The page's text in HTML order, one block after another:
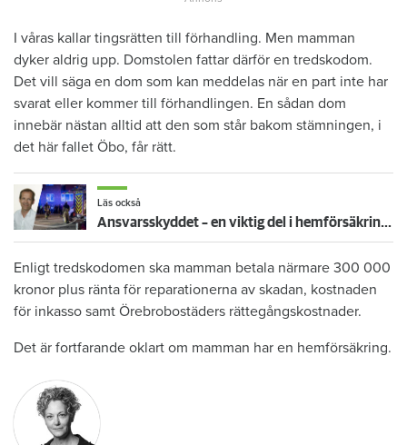
I våras kallar tingsrätten till förhandling. Men mamman
dyker aldrig upp. Domstolen fattar därför en tredskodom.
Det vill säga en dom som kan meddelas när en part inte har
svarat eller kommer till förhandlingen. En sådan dom
innebär nästan alltid att den som står bakom stämningen, i
det här fallet Öbo, får rätt.
Läs också
Ansvarsskyddet – en viktig del i hemförsäkringen
Enligt tredskodomen ska mamman betala närmare 300 000
kronor plus ränta för reparationerna av skadan, kostnaden
för inkasso samt Örebrobostäders rättegångskostnader.
Det är fortfarande oklart om mamman har en hemförsäkring.